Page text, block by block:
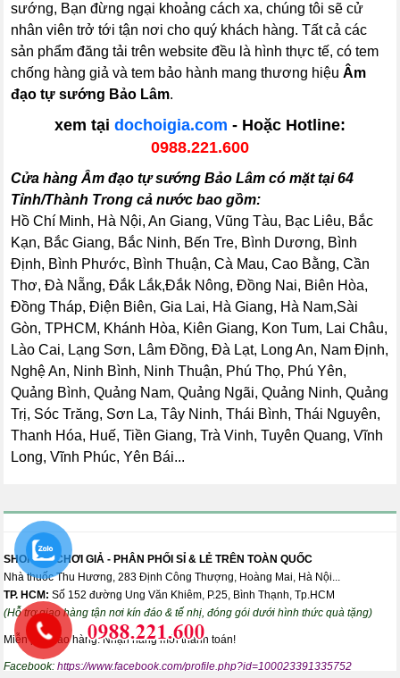
sướng, Bạn đừng ngại khoảng cách xa, chúng tôi sẽ cử
nhân viên trở tới tận nơi cho quý khách hàng. Tất cả các
sản phẩm đăng tải trên website đều là hình thực tế, có tem
chống hàng giả và tem bảo hành mang thương hiệuÂm
đạo tự sướng Bảo Lâm.
xem tại dochoigia.com - Hoặc Hotline:
0988.221.600
Cửa hàng Âm đạo tự sướng Bảo Lâm có mặt tại 64
Tỉnh/Thành Trong cả nước bao gồm:
Hồ Chí Minh, Hà Nội, An Giang, Vũng Tàu, Bạc Liêu, Bắc
Kạn, Bắc Giang, Bắc Ninh, Bến Tre, Bình Dương, Bình
Định, Bình Phước, Bình Thuận, Cà Mau, Cao Bằng, Cần
Thơ, Đà Nẵng, Đắk Lắk,Đắk Nông, Đồng Nai, Biên Hòa,
Đồng Tháp, Điện Biên, Gia Lai, Hà Giang, Hà Nam,Sài
Gòn, TPHCM, Khánh Hòa, Kiên Giang, Kon Tum, Lai Châu,
Lào Cai, Lạng Sơn, Lâm Đồng, Đà Lạt, Long An, Nam Định,
Nghệ An, Ninh Bình, Ninh Thuận, Phú Thọ, Phú Yên,
Quảng Bình, Quảng Nam, Quảng Ngãi, Quảng Ninh, Quảng
Trị, Sóc Trăng, Sơn La, Tây Ninh, Thái Bình, Thái Nguyên,
Thanh Hóa, Huế, Tiền Giang, Trà Vinh, Tuyên Quang, Vĩnh
Long, Vĩnh Phúc, Yên Bái...
SHOP ĐỒ CHƠI GIẢ - PHÂN PHỐI SỈ & LẺ TRÊN TOÀN QUỐC
Nhà thuốc Thu Hương, 283 Định Công Thượng, Hoàng Mai, Hà Nội...
TP. HCM: Số 152 đường Ung Văn Khiêm, P.25, Bình Thạnh, Tp.HCM
(Hỗ trợ giao hàng tận nơi kín đáo & tế nhị, đóng gói dưới hình thức quà tặng)
Miễn phí giao hàng. Nhận hàng mới thanh toán!
Facebook:https://www.facebook.com/profile.php?id=100023391335752